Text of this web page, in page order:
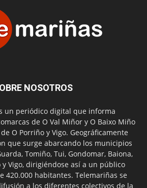
NOSOTROS
un periódico digital que informa
de O Val Miñor y O Baixo Miño
O Porriño y Vigo. Geográficamente
que surge abarcando los municipios
Tomiño, Tui, Gondomar, Baiona,
y Vigo, dirigiéndose así a un público
420.000 habitantes. Telemariñas se
a los diferentes colectivos de la